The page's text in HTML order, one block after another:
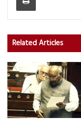
Related Articles